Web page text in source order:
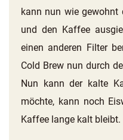
kann nun wie gewohnt
und den Kaffee
einen anderen Filter
Cold Brew nun durch
Nun kann der kalte
möchte, kann noch
Kaffee lange kalt bleibt.